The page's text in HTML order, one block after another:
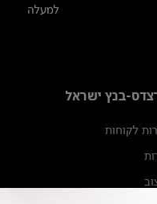
למעלה
בנץ ישראל
לקוחות